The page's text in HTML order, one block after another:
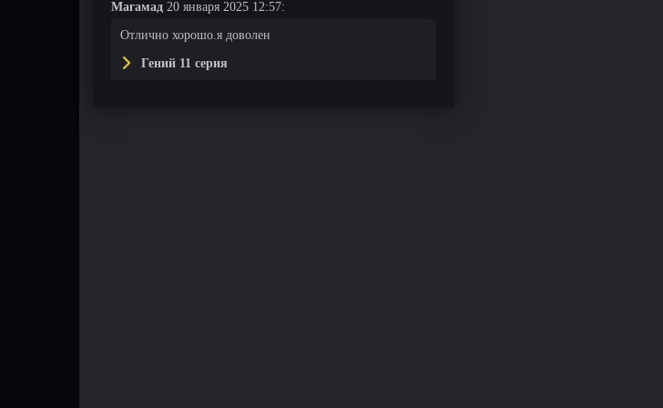
Магамад 20 января 2025 12:57:
Отлично хорошо.я доволен
Гений 11 серия